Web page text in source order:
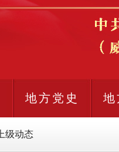
地方党史
上级动态